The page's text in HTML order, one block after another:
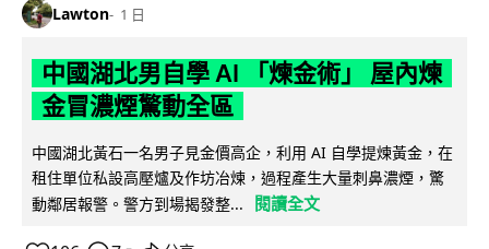
Lawton 1 日
中國湖北男自學 AI 「煉金術」 屋內煉
金冒濃煙驚動全區
中國湖北黃石一名男子見金價高企，利用 AI 自學提煉黃金，在
租住單位私設高壓爐及作坊冶煉，過程產生大量刺鼻濃煙，驚
動鄰居報警。警方到場揭發整...
閱讀全文